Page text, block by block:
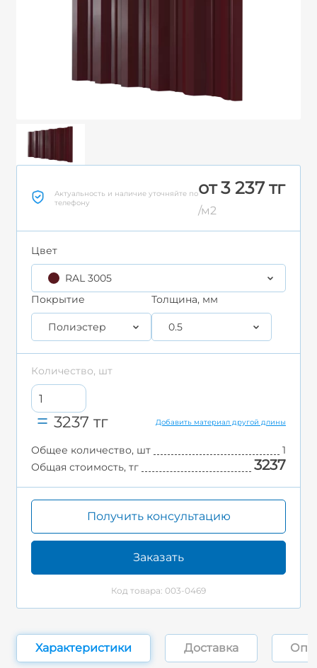
Актуальность и наличие уточняйте по
телефону
от 3 237 тг
/м2
Цвет
RAL 3005
Покрытие
Полиэстер
Толщина, мм
0.5
Количество, шт
3237 тг Добавить материал другой длины
Общее количество, шт
1
Общая стоимость, тг
3237
Получить консультацию
Заказать
Код товара: 003-0469
Характеристики Доставка